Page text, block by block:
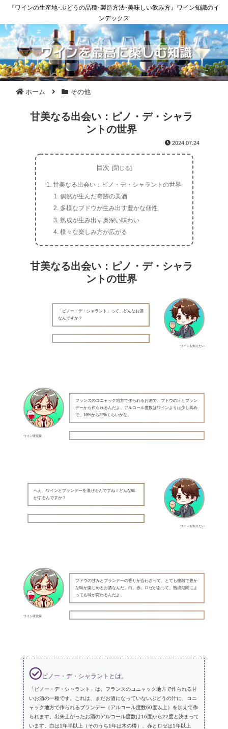
『ワインの生産地･ぶどうの品種･製造方法･美味しい飲み方』ワイン知識のイ
ンデックス
ホーム その他
甘美なる出会い：ピノ・デ・シャラ
ントの世界
2024.07.24
目次
甘美なる出会い：ピノ・デ・シャラントの世界
偶然が生んだ奇跡の美酒
多様なブドウが生み出す豊かな個性
熟成が生み出す奥深い味わい
様々な楽しみ方が広がる
甘美なる出会い：ピノ・デ・シャラ
ントの世界
ワインを知りたい
「ピノー・デ・シャラント」って、どんなお酒
なんですか？
ワイン研究家
フランスのコニャック地方で作られるお酒で、ブドウの汁とブラン
デーから作られるんだよ。アルコール度数はワインよりは少し高め
で、16%から22%くらいかな。
ワインを知りたい
へえ、ワインとブランデーを混ぜるんですね！どんな味
がするんですか？
ワイン研究家
ブドウの甘みとブランデーの香りが合わさって、とても複雑で豊か
な味が楽しめるお酒なんだ。白、赤、ロゼがあって、熟成期間によ
っても味が変わるんだよ。
ピノー・デ・シャラントとは。
「ピノー・デ・シャラント」は、フランスのコニャック地方で作られる甘
いお酒の一種です。これは、まだお酒になっていないぶどうの汁に、コニ
ャック地方で作られるブランデー（アルコール度数60度以上）を加えて作
られます。出来上がったお酒のアルコール度数は16度から22度と決まって
います。白は1年半以上（そのうち1年は木の樽）、赤とロゼは1年以上